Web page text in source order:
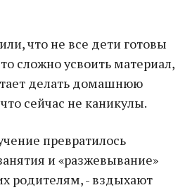
что не все дети готовы
сложно усвоить материал,
делать домашнюю
сейчас не каникулы.
превратилось
и «разжевывание»
родителям, - вздыхают